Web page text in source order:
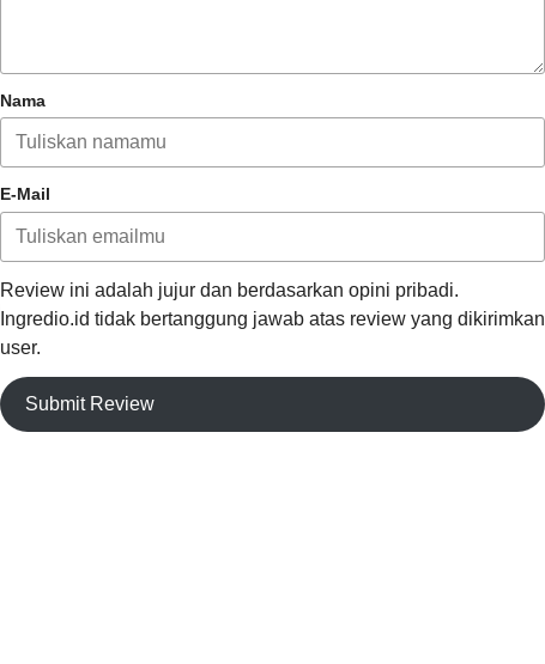
Nama
E-Mail
Review ini adalah jujur dan berdasarkan opini pribadi.
Ingredio.id tidak bertanggung jawab atas review yang dikirimkan
user.
Submit Review